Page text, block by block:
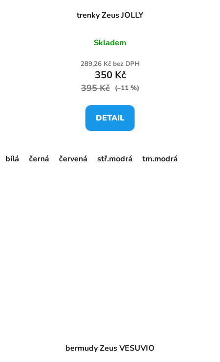
trenky Zeus JOLLY
Skladem
289,26 Kč bez DPH
350 Kč
395 Kč (–11 %)
DETAIL
bílá černá červená stř.modrá tm.modrá
bermudy Zeus VESUVIO